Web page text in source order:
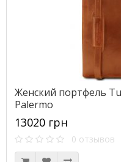
Женский портфель
Palermo
13020 грн
0 отзывов